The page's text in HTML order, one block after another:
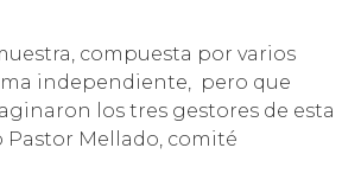
compuesta por varios
independiente, pero que
los tres gestores de esta
Pastor Mellado, comité